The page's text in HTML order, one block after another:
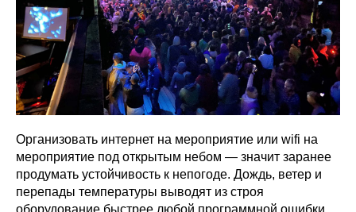
Организовать интернет на мероприятие или wifi на
мероприятие под открытым небом — значит заранее
продумать устойчивость к непогоде. Дождь, ветер и
перепады температуры выводят из строя
оборудование быстрее любой программной ошибки.